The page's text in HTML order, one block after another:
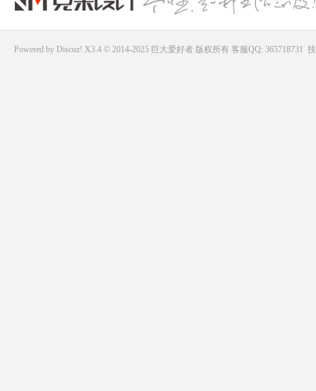
Powered by Discuz! X3.4 © 2014-2025 巨大爱好者版权所有 客服QQ: 365718731